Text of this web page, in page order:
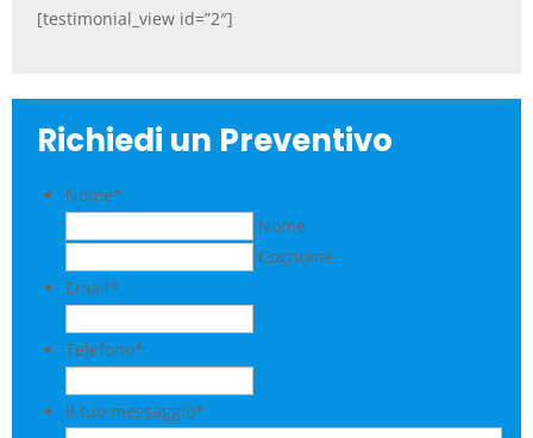
[testimonial_view id=”2″]
Richiedi un Preventivo
Nome*
Nome
Cognome
Email*
Telefono*
Il tuo messaggio*